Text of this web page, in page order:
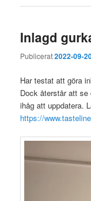
Inlagd
Publicerat2022-09-
Har testat att göra
Dock återstår att
ihåg att uppdatera.
https://